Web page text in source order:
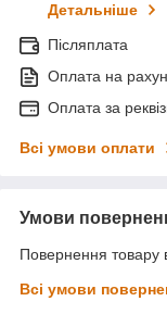
Детальніше
Післяплата
Оплата на
Оплата за
Всі умови оплати
Умови
Повернення товару
Всі умови